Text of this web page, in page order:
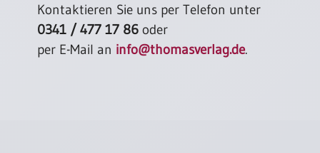
Kontaktieren Sie uns per Telefon unter
0341 / 477 17 86 oder
per E-Mail an info@thomasverlag.de.